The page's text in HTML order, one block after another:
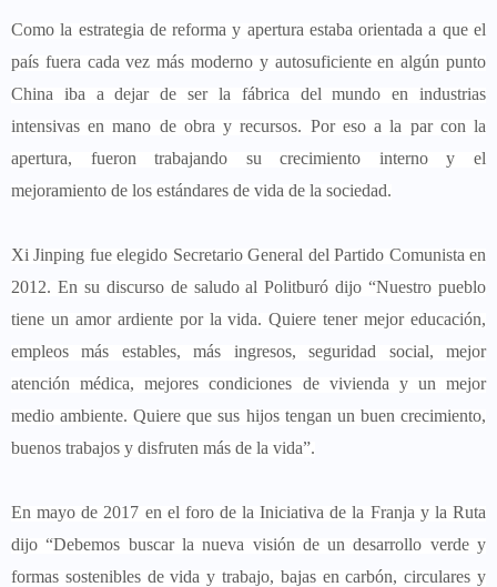
Como la estrategia de reforma y apertura estaba orientada a que el
país fuera cada vez más moderno y autosuficiente en algún punto
China iba a dejar de ser la fábrica del mundo en industrias
intensivas en mano de obra y recursos. Por eso a la par con la
apertura, fueron trabajando su crecimiento interno y el
mejoramiento de los estándares de vida de la sociedad.
Xi Jinping fue elegido Secretario General del Partido Comunista en
2012. En su discurso de saludo al Politburó dijo “Nuestro pueblo
tiene un amor ardiente por la vida. Quiere tener mejor educación,
empleos más estables, más ingresos, seguridad social, mejor
atención médica, mejores condiciones de vivienda y un mejor
medio ambiente. Quiere que sus hijos tengan un buen crecimiento,
buenos trabajos y disfruten más de la vida”.
En mayo de 2017 en el foro de la Iniciativa de la Franja y la Ruta
dijo “Debemos buscar la nueva visión de un desarrollo verde y
formas sostenibles de vida y trabajo, bajas en carbón, circulares y